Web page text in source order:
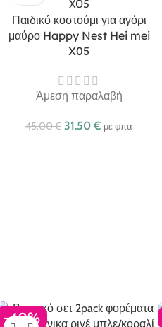
Παιδικό κοστούμι για αγόρι
μαύρο Happy Nest Hei mei
X05
Άμεση παραλαβή
45.00€ 31.50 € με φπα
-40%